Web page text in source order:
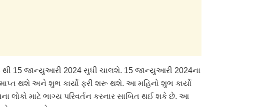
થી 15 જાન્યુઆરી 2024 સુધી ચાલશે. 15 જાન્યુઆરી 2024ના
થશે અને શુભ કાર્યો ફરી શરૂ થશે. આ મહિનો શુભ કાર્યો
લોકો માટે ભાગ્ય પરિવર્તન કરનાર સાબિત થઈ શકે છે. આ